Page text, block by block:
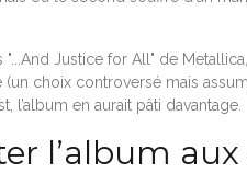
"...And Justice for All" de
(un choix controversé mais
l’album en aurait pâti davantage.
l’album